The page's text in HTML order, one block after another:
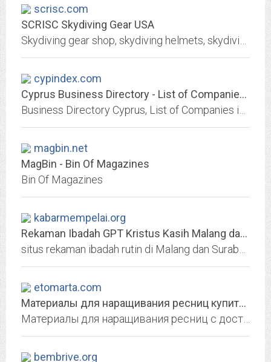
scrisc.com
SCRISC Skydiving Gear USA
cypindex.com
Cyprus Business Directory - List of Companies in Cyprus
magbin.net
MagBin - Bin Of Magazines
Bin Of Magazines
kabarmempelai.org
Rekaman Ibadah GPT Kristus Kasih Malang dan Surabaya Halaman: 1
etomarta.com
Материалы для наращивания ресниц купить по доступной цене в Екатеринбурге от...
bembrive.org